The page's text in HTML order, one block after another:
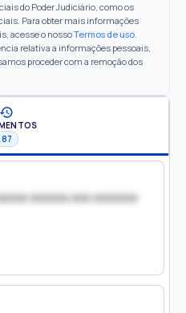
do Poder Judiciário, como os
Para obter mais informações
acesse o nossoTermos de uso.
relativa a informações pessoais,
proceder com a remoção dos
87
xxxxxx xxx xxxxxxx